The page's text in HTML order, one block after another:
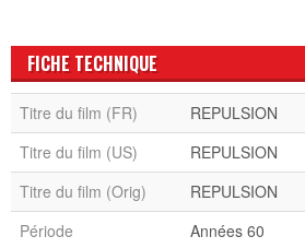
FICHE TECHNIQUE
Titre du film (FR)
REPULSION
Titre du film (US)
REPULSION
Titre du film (Orig)
REPULSION
Période
Années 60